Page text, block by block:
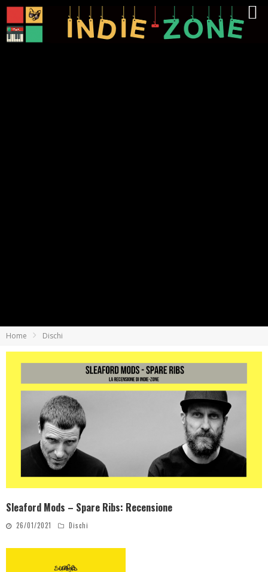
Home Dischi
Sleaford Mods – Spare Ribs: Recensione
26/01/2021 Dischi